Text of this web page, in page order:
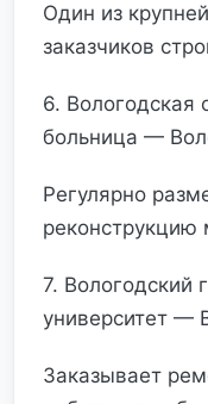
Один из
заказчиков
6. Вологодская
больница —
Регулярно
реконструкцию
7. Вологодский
университет —
Заказывает